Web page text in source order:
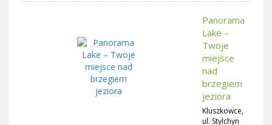
Panorama
Lake –
Twoje
miejsce
nad
brzegiem
jeziora
Kluszkowce,
ul. Stylchyn